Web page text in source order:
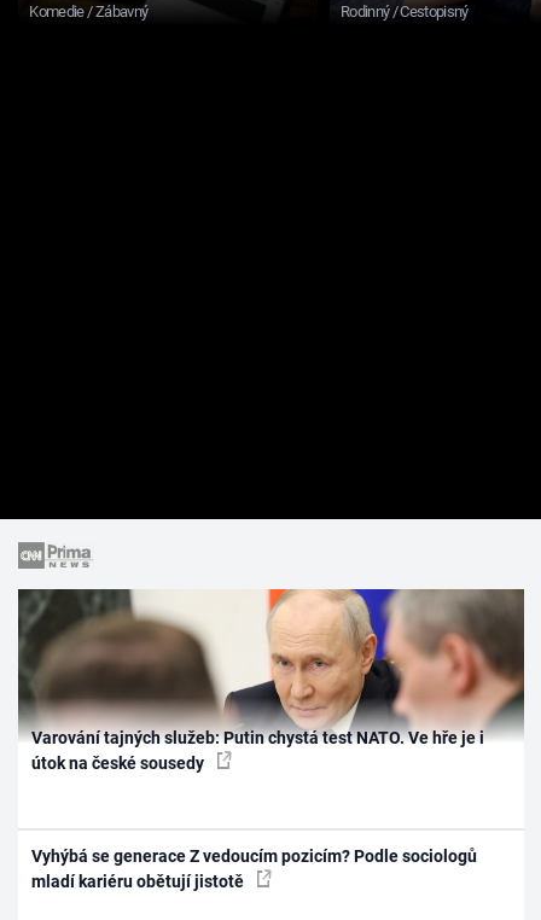
Komedie / Zábavný Rodinný / Cestopisný
Varování tajných služeb: Putin chystá test NATO. Ve hře je i
útok na české sousedy
Vyhýbá se generace Z vedoucím pozicím? Podle sociologů
mladí kariéru obětují jistotě